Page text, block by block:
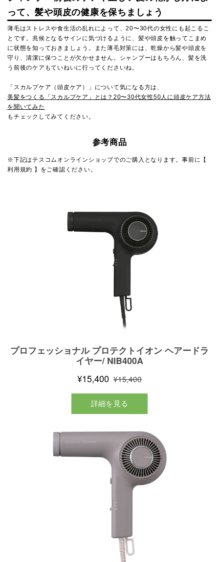
って、髪や頭皮の健康を保ちましょう
薄毛はストレスや食生活の乱れによって、20〜30代の女性にも起こるこ
とです。兆候となるサインに気づけるように、髪や頭皮を触ってこまめ
に状態を知っておきましょう。また薄毛対策には、乾燥から髪や頭皮を
守り、清潔に保つことが欠かせません。シャンプーはもちろん、髪を洗
う前後のケアもていねいに行ってくださいね。
「スカルプケア（頭皮ケア）」について気になる方は、
美髪をつくる「スカルプケア」とは？20〜30代女性50人に頭皮ケア方法
を聞いてみた
もチェックしてみてください。
参考商品
※下記はテスコムオンラインショップでのご購入となります。事前に 【
利用規約 】
をご確認ください。